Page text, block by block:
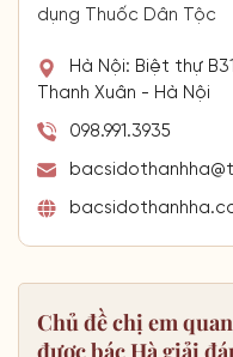
dụng Thuốc Dân Tộc
Hà Nội: Biệt thự
Thanh Xuân - Hà Nội
098.991.3935
Chủ đề chị em
được bác Hà giải